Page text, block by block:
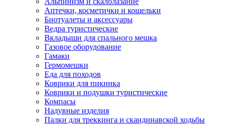
Аптечки, косметички и кошельки
Биотуалеты и аксессуары
Ведра туристические
Вкладыши для спального мешка
Газовое оборудование
Гамаки
Гермомешки
Еда для походов
Коврики для пикника
Коврики и подушки туристические
Компасы
Надувные изделия
Палки для треккинга и скандинавской ходьбы